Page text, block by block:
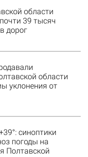
области
39 тысяч
дорог
области
уклонения от
синоптики
погоды на
Полтавской